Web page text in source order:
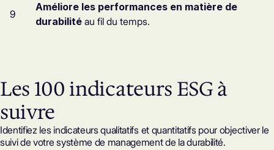
9
Améliore les performances en matière de
durabilité au fil du temps.
Les 100 indicateurs ESG à
suivre
Identifiez les indicateurs qualitatifs et quantitatifs pour objectiver le
suivi de votre système de management de la durabilité.